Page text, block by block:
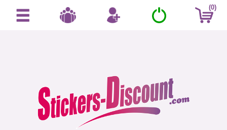
(0)